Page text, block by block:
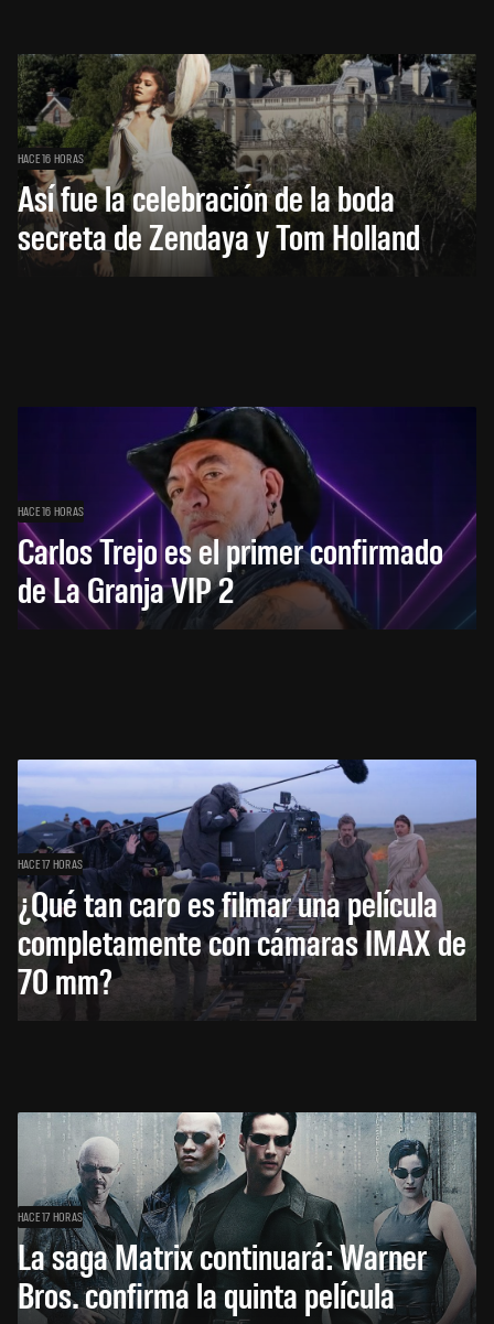
HACE 16 HORAS
Así fue la celebración de la boda
secreta de Zendaya y Tom Holland
HACE 16 HORAS
Carlos Trejo es el primer confirmado
de La Granja VIP 2
HACE 17 HORAS
¿Qué tan caro es filmar una película
completamente con cámaras IMAX de
70 mm?
HACE 17 HORAS
La saga Matrix continuará: Warner
Bros. confirma la quinta película